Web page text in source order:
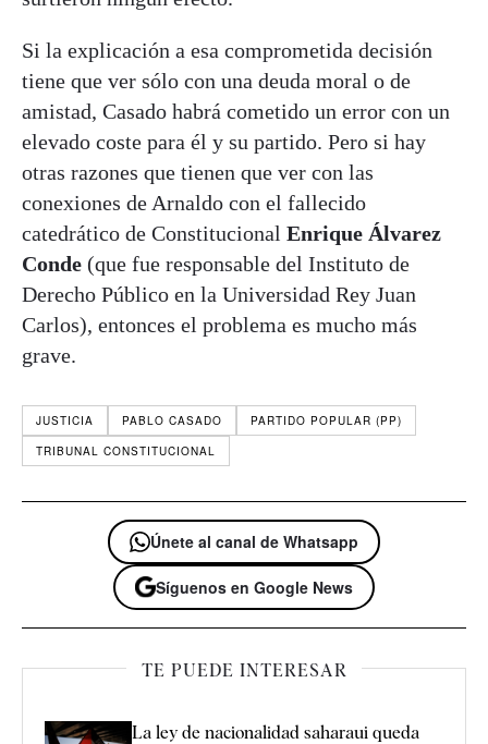
Si la explicación a esa comprometida decisión
tiene que ver sólo con una deuda moral o de
amistad, Casado habrá cometido un error con un
elevado coste para él y su partido. Pero si hay
otras razones que tienen que ver con las
conexiones de Arnaldo con el fallecido
catedrático de Constitucional Enrique Álvarez
Conde (que fue responsable del Instituto de
Derecho Público en la Universidad Rey Juan
Carlos), entonces el problema es mucho más
grave.
JUSTICIA PABLO CASADO
PARTIDO POPULAR (PP)
TRIBUNAL CONSTITUCIONAL
Únete al canal de Whatsapp
Síguenos en Google News
TE PUEDE INTERESAR
La ley de nacionalidad saharaui queda